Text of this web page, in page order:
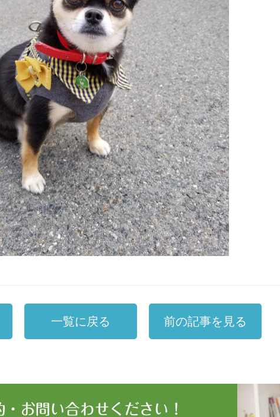
一覧に戻る 前の記事を見る